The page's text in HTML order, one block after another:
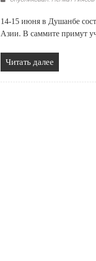
14-15 июня в Душанбе
Азии. В саммите примут
Читать далее